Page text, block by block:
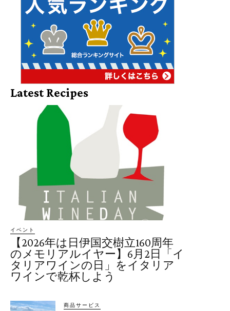
Latest Recipes
イベント
【2026年は日伊国交樹立160周年
のメモリアルイヤー】6月2日「イ
タリアワインの日」をイタリア
ワインで乾杯しよう
商品サービス